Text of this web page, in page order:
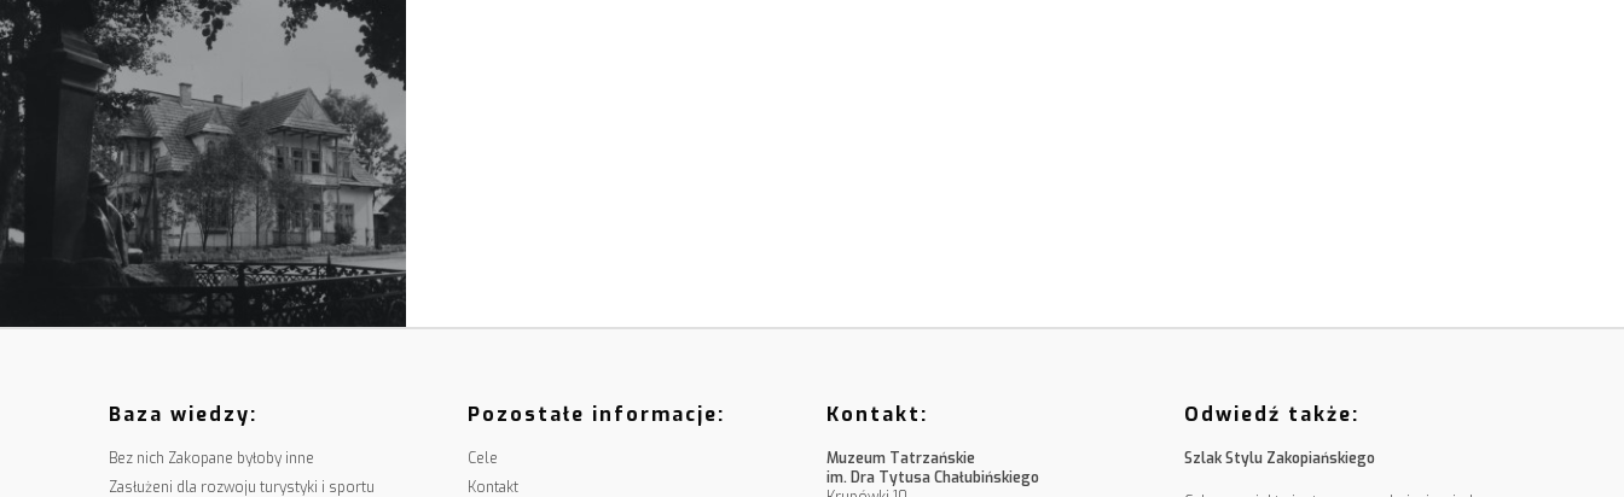
Baza wiedzy:
Bez nich Zakopane byłoby inne
Zasłużeni dla rozwoju turystyki i sportu
Pozostałe informacje:
Cele
Kontakt
Kontakt:
Muzeum Tatrzańskie
im. Dra Tytusa Chałubińskiego
Odwiedź także:
Szlak Stylu Zakopiańskiego